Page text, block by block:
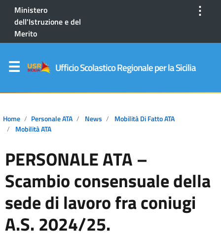
Ministero
dell'Istruzione e del
Merito
⋮
Ufficio Scolastico Regionale per la Sicilia
Home Personale ATA News
Mobilità Di Fatto ATA
Mobilità ATA
PERSONALE ATA –
Scambio consensuale della
sede di lavoro fra coniugi
A.S. 2024/25.